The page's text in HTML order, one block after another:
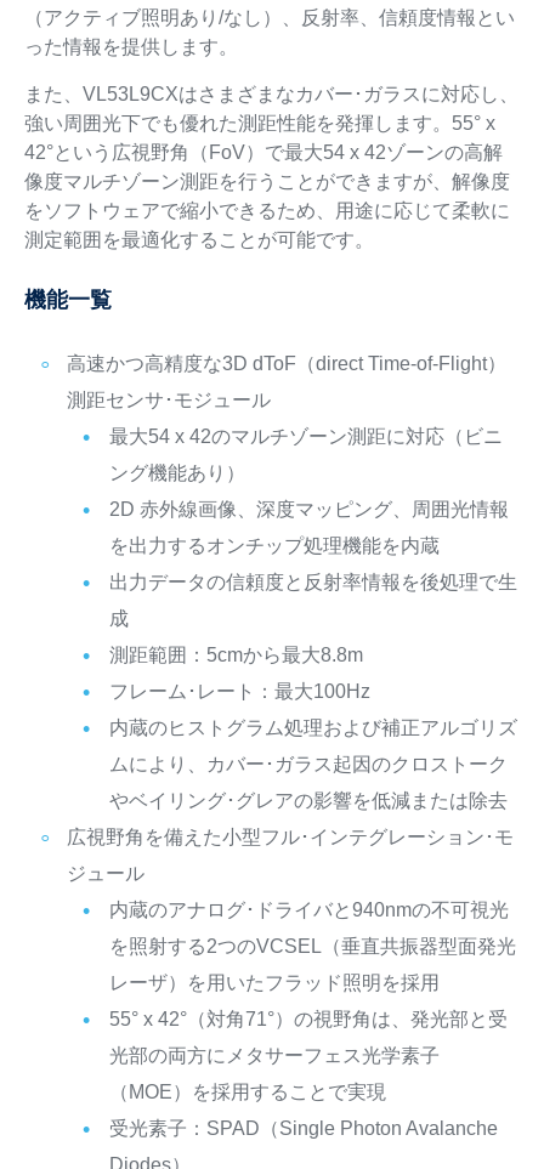
（アクティブ照明あり/なし）、反射率、信頼度情報とい
った情報を提供します。
また、VL53L9CXはさまざまなカバー･ガラスに対応し、
強い周囲光下でも優れた測距性能を発揮します。55° x
42°という広視野角（FoV）で最大54 x 42ゾーンの高解
像度マルチゾーン測距を行うことができますが、解像度
をソフトウェアで縮小できるため、用途に応じて柔軟に
測定範囲を最適化することが可能です。
機能一覧
高速かつ高精度な3D dToF（direct Time-of-Flight）
測距センサ･モジュール
最大54 x 42のマルチゾーン測距に対応（ビニ
ング機能あり）
2D 赤外線画像、深度マッピング、周囲光情報
を出力するオンチップ処理機能を内蔵
出力データの信頼度と反射率情報を後処理で生
成
測距範囲：5cmから最大8.8m
フレーム･レート：最大100Hz
内蔵のヒストグラム処理および補正アルゴリズ
ムにより、カバー･ガラス起因のクロストーク
やベイリング･グレアの影響を低減または除去
広視野角を備えた小型フル･インテグレーション･モ
ジュール
内蔵のアナログ･ドライバと940nmの不可視光
を照射する2つのVCSEL（垂直共振器型面発光
レーザ）を用いたフラッド照明を採用
55° x 42°（対角71°）の視野角は、発光部と受
光部の両方にメタサーフェス光学素子
（MOE）を採用することで実現
受光素子：SPAD（Single Photon Avalanche
Diodes）